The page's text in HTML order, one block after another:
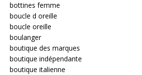
bottines femme
boucle d oreille
boucle oreille
boulanger
boutique des marques
boutique indépendante
boutique italienne